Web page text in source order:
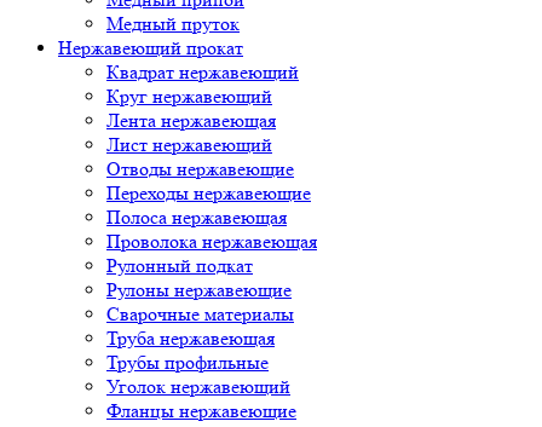
Медный пруток
Нержавеющий прокат
Квадрат нержавеющий
Круг нержавеющий
Лента нержавеющая
Лист нержавеющий
Отводы нержавеющие
Переходы нержавеющие
Полоса нержавеющая
Проволока нержавеющая
Рулонный подкат
Рулоны нержавеющие
Сварочные материалы
Труба нержавеющая
Трубы профильные
Уголок нержавеющий
Фланцы нержавеющие